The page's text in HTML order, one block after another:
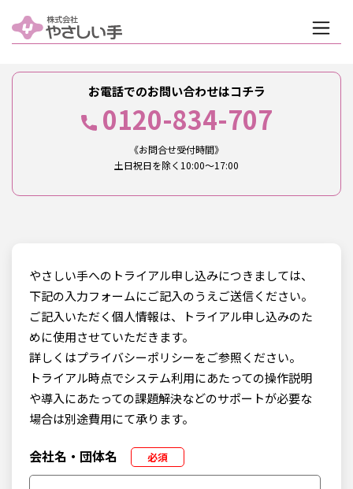
ホーム > トライアル申し込み
お電話でのお問い合わせはコチラ
0120-834-707
《お問合せ受付時間》
土日祝日を除く10:00～17:00
やさしい手へのトライアル申し込みにつきましては、
下記の入力フォームにご記入のうえご送信ください。
ご記入いただく個人情報は、トライアル申し込みのた
めに使用させていただきます。
詳しくはプライバシーポリシーをご参照ください。
トライアル時点でシステム利用にあたっての操作説明
や導入にあたっての課題解決などのサポートが必要な
場合は別途費用にて承ります。
会社名・団体名 必須